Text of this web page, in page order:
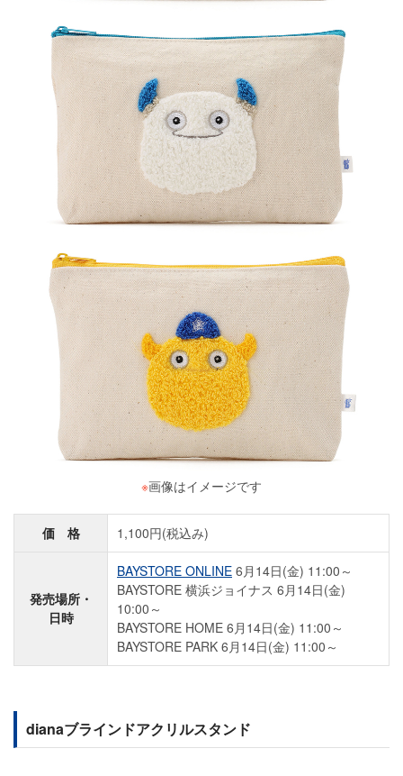
※画像はイメージです
価 格 1,100円(税込み)
発売場所・
日時
BAYSTORE ONLINE 6月14日(金) 11:00～
BAYSTORE 横浜ジョイナス 6月14日(金)
10:00～
BAYSTORE HOME 6月14日(金) 11:00～
BAYSTORE PARK 6月14日(金) 11:00～
dianaブラインドアクリルスタンド